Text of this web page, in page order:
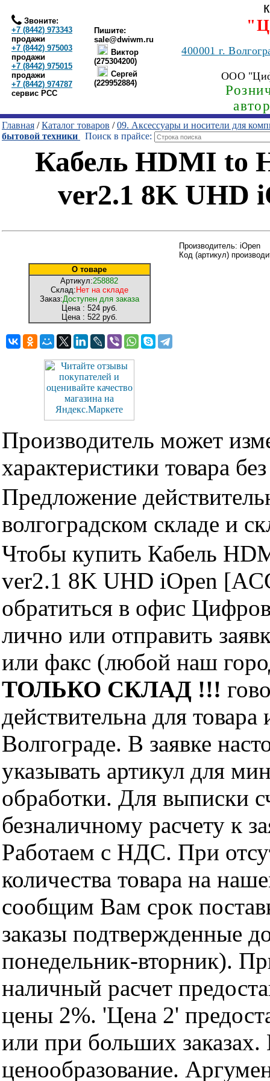
Звоните:
+7 (8442) 973343
продажи
+7 (8442) 975003
продажи
+7 (8442) 975015
продажи
+7 (8442) 974787
сервис РСС
Пишите:
sale@dwiwm.ru
Виктор
(275304200)
Сергей
(229952884)
400001г.
ООО
Главная /Каталог товаров /09. Аксессуары и носители для
бытовой техники
Поиск в прайсе:
Кабель HDMI to
ver2.1 8K UHD
О товаре
Артикул:258882
Склад: Нет на складе
Заказ:Доступен для заказа
Цена : 524 руб.
Цена : 522 руб.
Производитель: iOpen
Код (артикул)
Производитель может
характеристики товара
Предложение
волгоградском складе и
Чтобы купить Кабель
ver2.1 8K UHD iOpen
обратиться в офис
лично или отправить
или факс (любой наш
ТОЛЬКО СКЛАД !!!
действительна для
Волгограде. В заявке
указывать артикул для
обработки. Для выписки
безналичному расчету к
Работаем с НДС. При
количества товара на
сообщим Вам срок
заказы подтвержденные
понедельник-вторник).
наличный расчет
цены 2%. 'Цена 2'
или при больших
ценообразование.